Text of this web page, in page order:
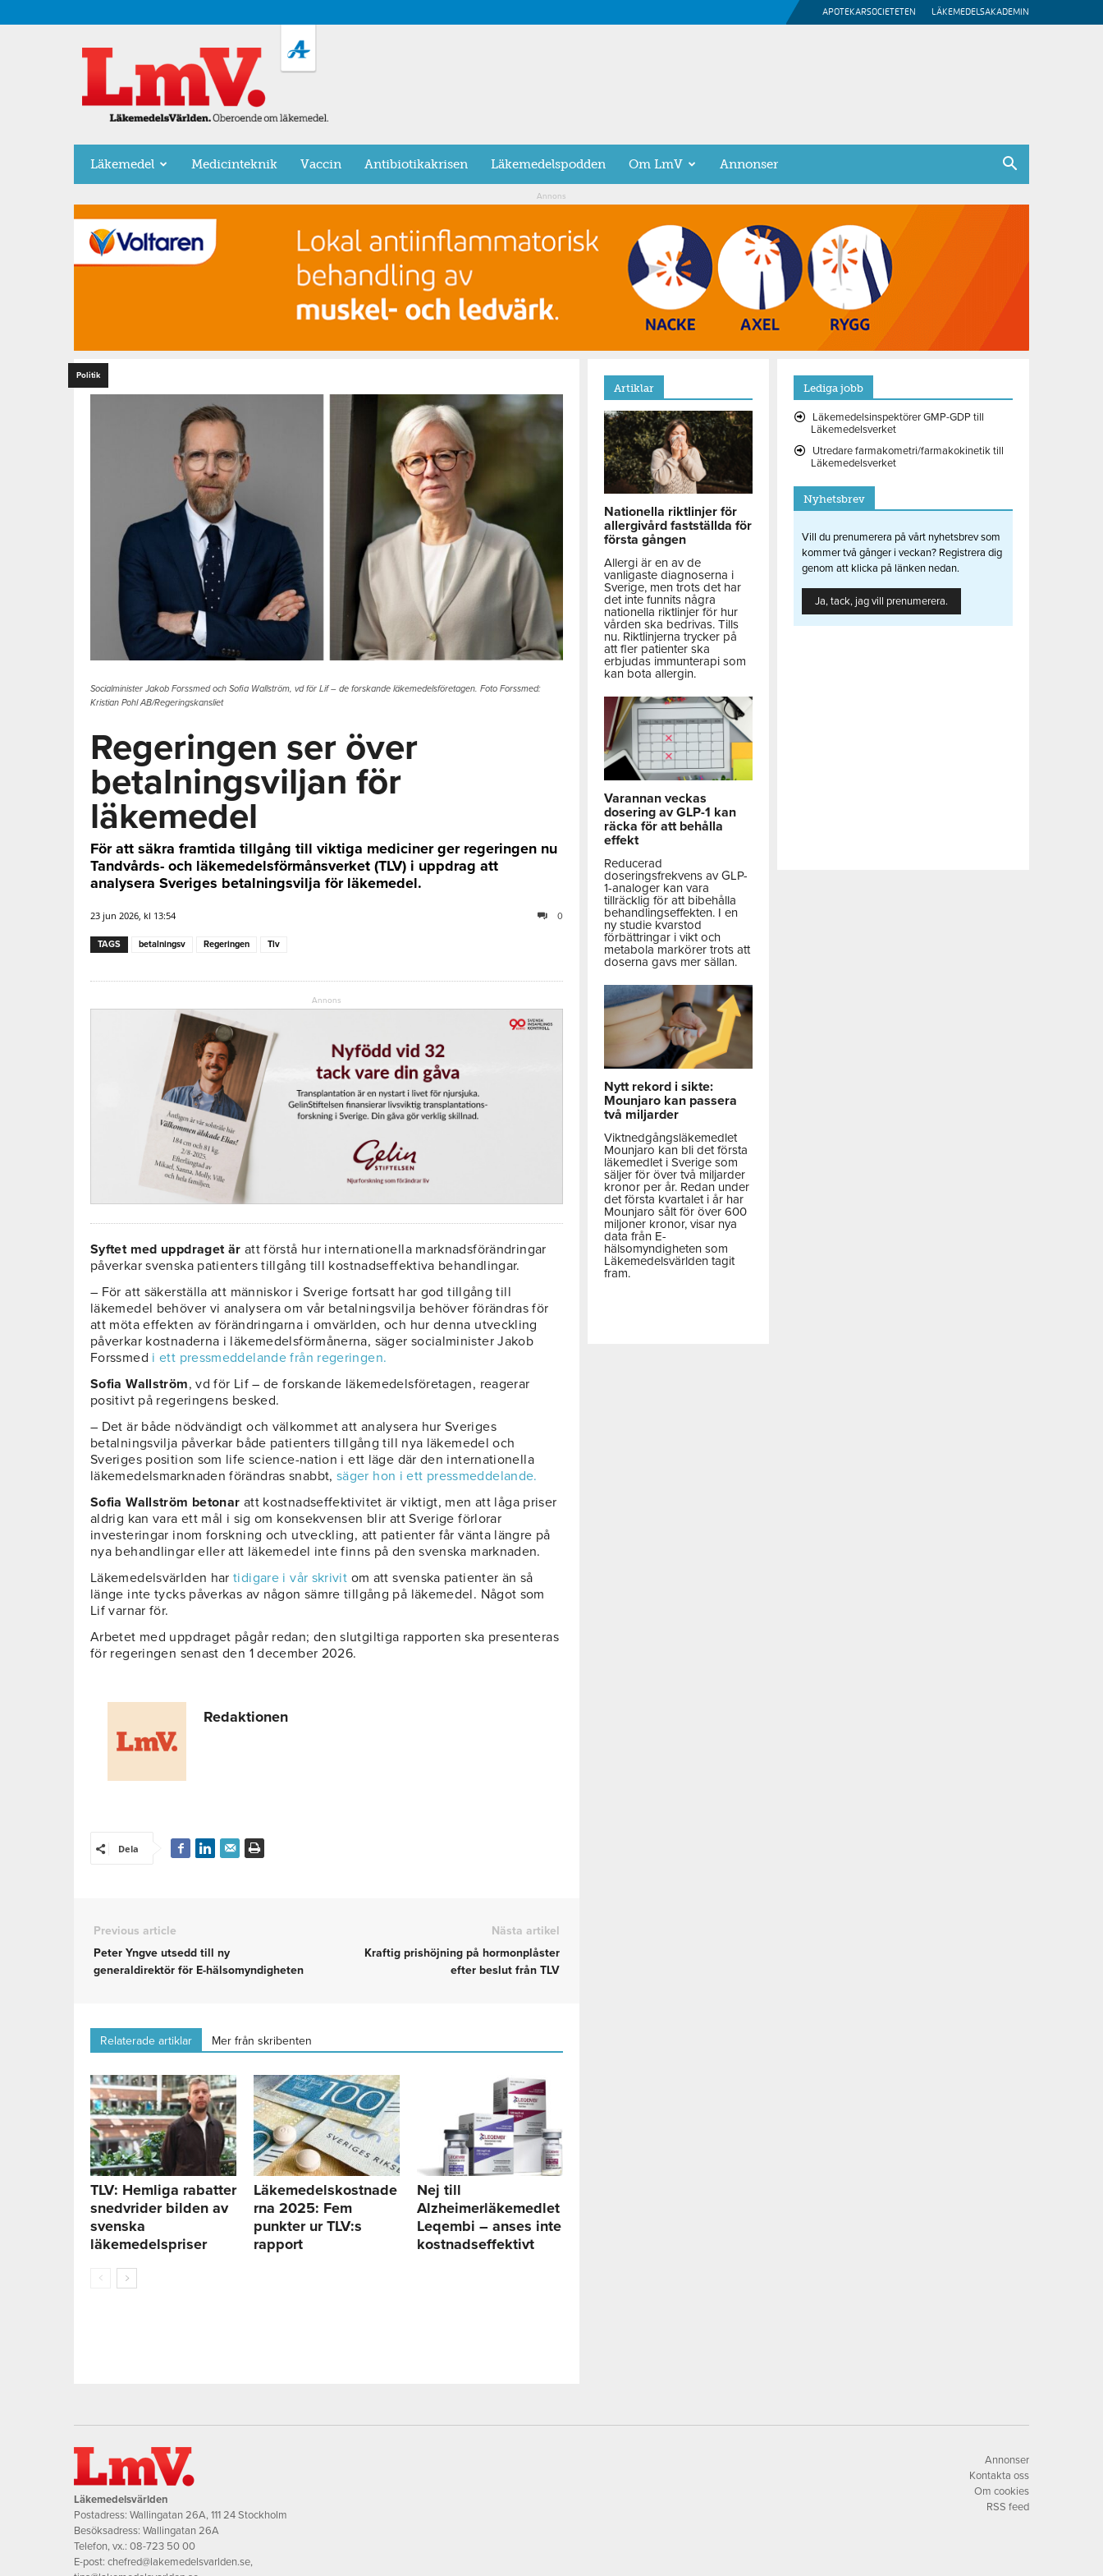
APOTEKARSOCIETETEN LÄKEMEDELSAKADEMIN
LäkemedelsVärlden
Läkemedel Medicinteknik Vaccin Antibiotikakrisen Läkemedelspodden Om LmV Annonser
Annons
Politik
Socialminister Jakob Forssmed och Sofia Wallström, vd för Lif – de forskande läkemedelsföretagen. Foto Forssmed:
Kristian Pohl AB/Regeringskansliet
Regeringen ser över
betalningsviljan för
läkemedel
För att säkra framtida tillgång till viktiga mediciner ger regeringen nu
Tandvårds- och läkemedelsförmånsverket (TLV) i uppdrag att
analysera Sveriges betalningsvilja för läkemedel.
23 jun 2026, kl 13:54 0
TAGS betalningsv Regeringen Tlv
Annons
Syftet med uppdraget är att förstå hur internationella marknadsförändringar
påverkar svenska patienters tillgång till kostnadseffektiva behandlingar.
– För att säkerställa att människor i Sverige fortsatt har god tillgång till
läkemedel behöver vi analysera om vår betalningsvilja behöver förändras för
att möta effekten av förändringarna i omvärlden, och hur denna utveckling
påverkar kostnaderna i läkemedelsförmånerna, säger socialminister Jakob
Forssmed i ett pressmeddelande från regeringen.
Sofia Wallström, vd för Lif – de forskande läkemedelsföretagen, reagerar
positivt på regeringens besked.
– Det är både nödvändigt och välkommet att analysera hur Sveriges
betalningsvilja påverkar både patienters tillgång till nya läkemedel och
Sveriges position som life science-nation i ett läge där den internationella
läkemedelsmarknaden förändras snabbt, säger hon i ett pressmeddelande.
Sofia Wallström betonar att kostnadseffektivitet är viktigt, men att låga priser
aldrig kan vara ett mål i sig om konsekvensen blir att Sverige förlorar
investeringar inom forskning och utveckling, att patienter får vänta längre på
nya behandlingar eller att läkemedel inte finns på den svenska marknaden.
Läkemedelsvärlden hartidigare i vår skrivit om att svenska patienter än så
länge inte tycks påverkas av någon sämre tillgång på läkemedel. Något som
Lif varnar för.
Arbetet med uppdraget pågår redan; den slutgiltiga rapporten ska presenteras
för regeringen senast den 1 december 2026.
Redaktionen
Dela
Previous article
Peter Yngve utsedd till ny
generaldirektör för E-hälsomyndigheten
Nästa artikel
Kraftig prishöjning på hormonplåster
efter beslut från TLV
Relaterade artiklar Mer från skribenten
TLV: Hemliga rabatter
snedvrider bilden av
svenska
läkemedelspriser
Läkemedelskostnade
rna 2025: Fem
punkter ur TLV:s
rapport
Nej till
Alzheimerläkemedlet
Leqembi – anses inte
kostnadseffektivt
Artiklar
Nationella riktlinjer för
allergivård fastställda för
första gången
Allergi är en av de
vanligaste diagnoserna i
Sverige, men trots det har
det inte funnits några
nationella riktlinjer för hur
vården ska bedrivas. Tills
nu. Riktlinjerna trycker på
att fler patienter ska
erbjudas immunterapi som
kan bota allergin.
Varannan veckas
dosering av GLP-1 kan
räcka för att behålla
effekt
Reducerad
doseringsfrekvens av GLP-
1-analoger kan vara
tillräcklig för att bibehålla
behandlingseffekten. I en
ny studie kvarstod
förbättringar i vikt och
metabola markörer trots att
doserna gavs mer sällan.
Nytt rekord i sikte:
Mounjaro kan passera
två miljarder
Viktnedgångsläkemedlet
Mounjaro kan bli det första
läkemedlet i Sverige som
säljer för över två miljarder
kronor per år. Redan under
det första kvartalet i år har
Mounjaro sålt för över 600
miljoner kronor, visar nya
data från E-
hälsomyndigheten som
Läkemedelsvärlden tagit
fram.
Lediga jobb
Läkemedelsinspektörer GMP-GDP till
Läkemedelsverket
Utredare farmakometri/farmakokinetik till
Läkemedelsverket
Nyhetsbrev
Vill du prenumerera på vårt nyhetsbrev som
kommer två gånger i veckan? Registrera dig
genom att klicka på länken nedan.
Ja, tack, jag vill prenumerera.
Läkemedelsvärlden
Postadress: Wallingatan 26A, 111 24 Stockholm
Besöksadress: Wallingatan 26A
Telefon, vx.: 08-723 50 00
E-post: chefred@lakemedelsvarlden.se,
Annonser
Kontakta oss
Om cookies
RSS feed